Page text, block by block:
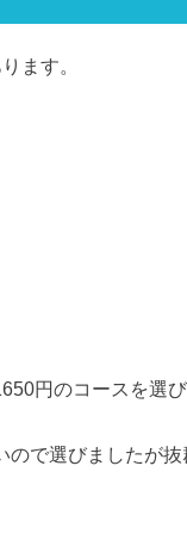
ます。
円のコースを選び
で選びましたが抜